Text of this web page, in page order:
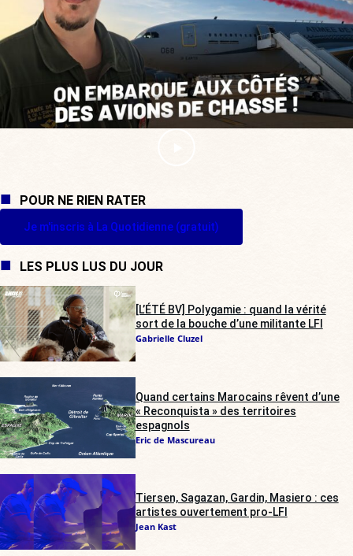
POUR NE RIEN RATER
Je m'inscris à La Quotidienne (gratuit)
LES PLUS LUS DU JOUR
[L’ÉTÉ BV] Polygamie : quand la vérité
sort de la bouche d’une militante LFI
Gabrielle Cluzel
Quand certains Marocains rêvent d’une
« Reconquista » des territoires
espagnols
Eric de Mascureau
Tiersen, Sagazan, Gardin, Masiero : ces
artistes ouvertement pro-LFI
Jean Kast